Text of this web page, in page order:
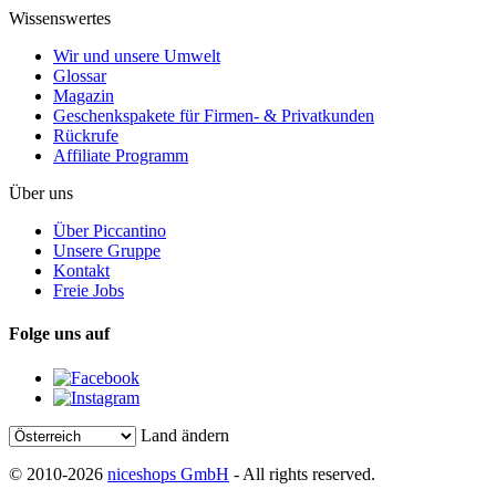
Wissenswertes
Wir und unsere Umwelt
Glossar
Magazin
Geschenkspakete für Firmen- & Privatkunden
Rückrufe
Affiliate Programm
Über uns
Über Piccantino
Unsere Gruppe
Kontakt
Freie Jobs
Folge uns auf
Land ändern
© 2010-2026 niceshops GmbH - All rights reserved.